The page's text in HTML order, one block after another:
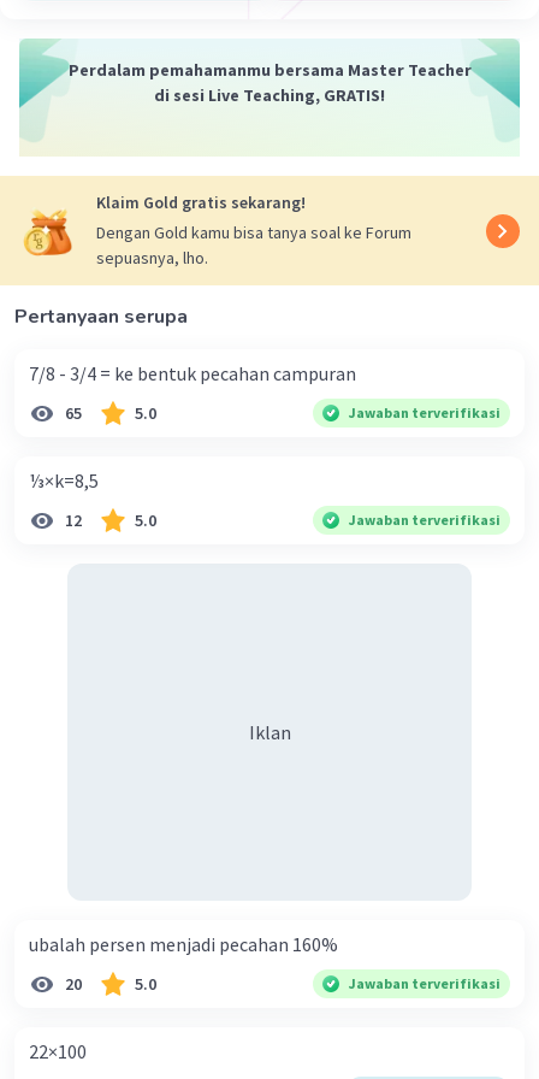
Jawaban terverifikasi
atau lebih dari suatu besaran yang sejenis dan
dinyatakan dengan cara yang sederhana
Beri Rating·0.0
Perdalam pemahamanmu bersama Master Teacher
di sesi Live Teaching, GRATIS!
Klaim Gold gratis sekarang!
Dengan Gold kamu bisa tanya soal ke Forum
sepuasnya, lho.
Pertanyaan serupa
7/8 - 3/4 = ke bentuk pecahan campuran
65 5.0 Jawaban terverifikasi
⅓×k=8,5
12 5.0 Jawaban terverifikasi
Iklan
ubalah persen menjadi pecahan 160%
20 5.0 Jawaban terverifikasi
22×100